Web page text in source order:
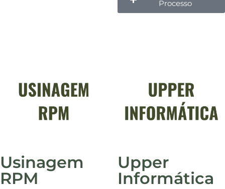
Processo
Usinagem
RPM
Upper
Informática